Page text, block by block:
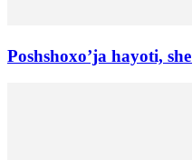
Poshshoxo’ja hayoti,